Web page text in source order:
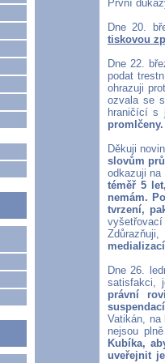
První
Dne 20.
tiskovou
Dne 22.
podat
ohrazuji
ozvala se
hraničící s
promlčeny.
Děkuji
slovům
odkazuji na
téměř 5
nemám.
tvrzení,
Dne 26.
satisfakci,
právní
Vatikán, na
nejsou
Kubíka,
uveřejnit